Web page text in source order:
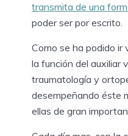
transmita de una
poder ser por escrito.
Como se ha podido ir
la función del auxiliar
traumatología y
desempeñando éste
ellas de gran